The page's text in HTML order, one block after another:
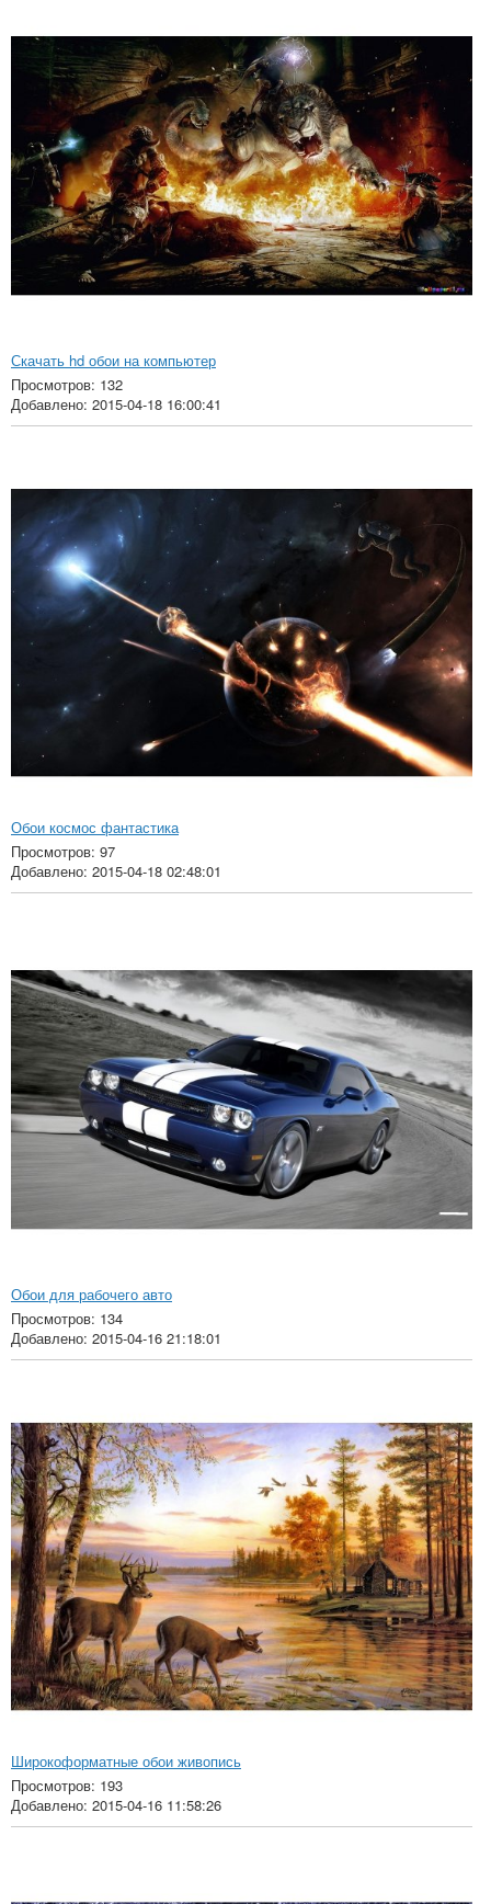
Скачать hd обои на компьютер
Просмотров: 132
Добавлено: 2015-04-18 16:00:41
Обои космос фантастика
Просмотров: 97
Добавлено: 2015-04-18 02:48:01
Обои для рабочего авто
Просмотров: 134
Добавлено: 2015-04-16 21:18:01
Широкоформатные обои живопись
Просмотров: 193
Добавлено: 2015-04-16 11:58:26